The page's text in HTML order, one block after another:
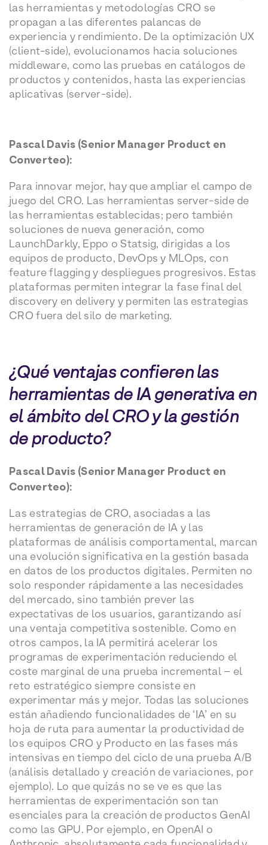
las herramientas y metodologías CRO se
propagan a las diferentes palancas de
experiencia y rendimiento. De la optimización UX
(client-side), evolucionamos hacia soluciones
middleware, como las pruebas en catálogos de
productos y contenidos, hasta las experiencias
aplicativas (server-side).
Pascal Davis (Senior Manager Product en
Converteo):
Para innovar mejor, hay que ampliar el campo de
juego del CRO. Las herramientas server-side de
las herramientas establecidas; pero también
soluciones de nueva generación, como
LaunchDarkly, Eppo o Statsig, dirigidas a los
equipos de producto, DevOps y MLOps, con
feature flagging y despliegues progresivos. Estas
plataformas permiten integrar la fase final del
discovery en delivery y permiten las estrategias
CRO fuera del silo de marketing.
¿Qué ventajas confieren las
herramientas de IA generativa en
el ámbito del CRO y la gestión
de producto?
Pascal Davis (Senior Manager Product en
Converteo):
Las estrategias de CRO, asociadas a las
herramientas de generación de IA y las
plataformas de análisis comportamental, marcan
una evolución significativa en la gestión basada
en datos de los productos digitales. Permiten no
solo responder rápidamente a las necesidades
del mercado, sino también prever las
expectativas de los usuarios, garantizando así
una ventaja competitiva sostenible. Como en
otros campos, la IA permitirá acelerar los
programas de experimentación reduciendo el
coste marginal de una prueba incremental – el
reto estratégico siempre consiste en
experimentar más y mejor. Todas las soluciones
están añadiendo funcionalidades de ‘IA’ en su
hoja de ruta para aumentar la productividad de
los equipos CRO y Producto en las fases más
intensivas en tiempo del ciclo de una prueba A/B
(análisis detallado y creación de variaciones, por
ejemplo). Lo que quizás no se ve es que las
herramientas de experimentación son tan
esenciales para la creación de productos GenAI
como las GPU. Por ejemplo, en OpenAI o